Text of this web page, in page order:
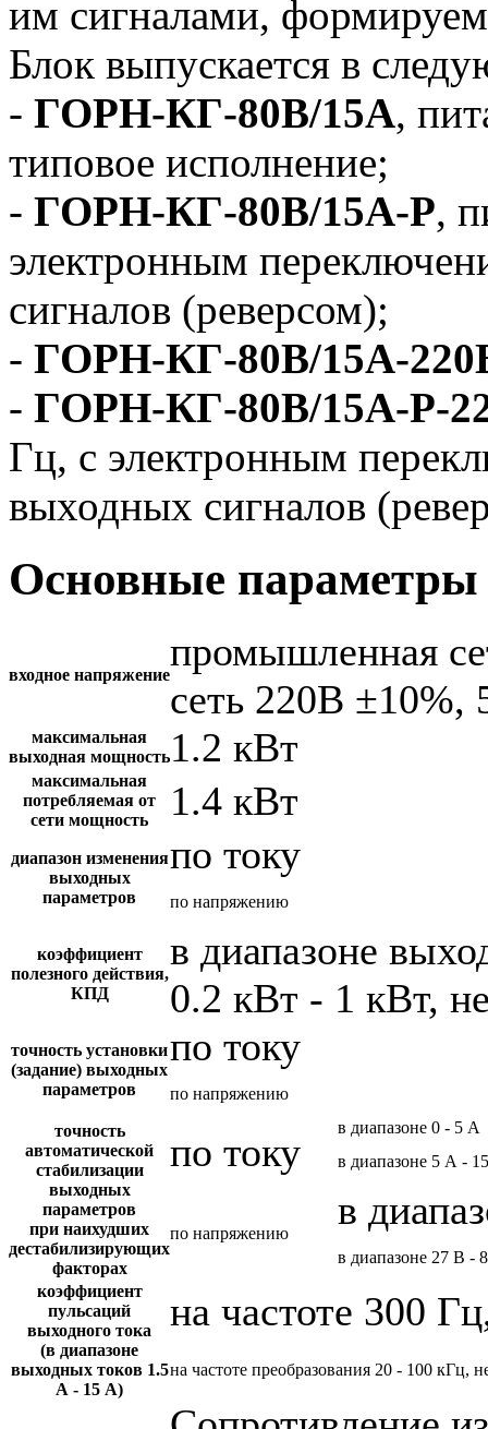
им сигналами,
Блок выпускается в
- ГОРН-КГ-80В/15А,
типовое исполнение;
- ГОРН-КГ-80В/15А-Р,
электронным
сигналов (реверсом);
- ГОРН-КГ-80В/15А-
- ГОРН-КГ-80В/15А-Р-
Гц, с электронным
выходных сигналов
Основные параметры
входное напряжение
промышленная
сеть 220В ±10%,
максимальная
выходная мощность1.2 кВт
максимальная
потребляемая от
сети мощность
1.4 кВт
диапазон изменения
выходных
параметров
по току
по напряжению
коэффициент
полезного действия,
КПД
в диапазоне
0.2 кВт - 1 кВт,
точность установки
(задание) выходных
параметров
по току
по напряжению
точность
автоматической
стабилизации
выходных
параметров
при наихудших
дестабилизирующих
факторах
по току
в диапазоне 0 - 5 А
в диапазоне 5 А -
по напряжению
в
в диапазоне 27 В -
коэффициент
пульсаций
выходного тока
(в диапазоне
выходных токов 1.5
А - 15 А)
на частоте 300
на частоте преобразования 20 - 100 кГц,